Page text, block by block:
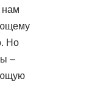
нам
Но
–